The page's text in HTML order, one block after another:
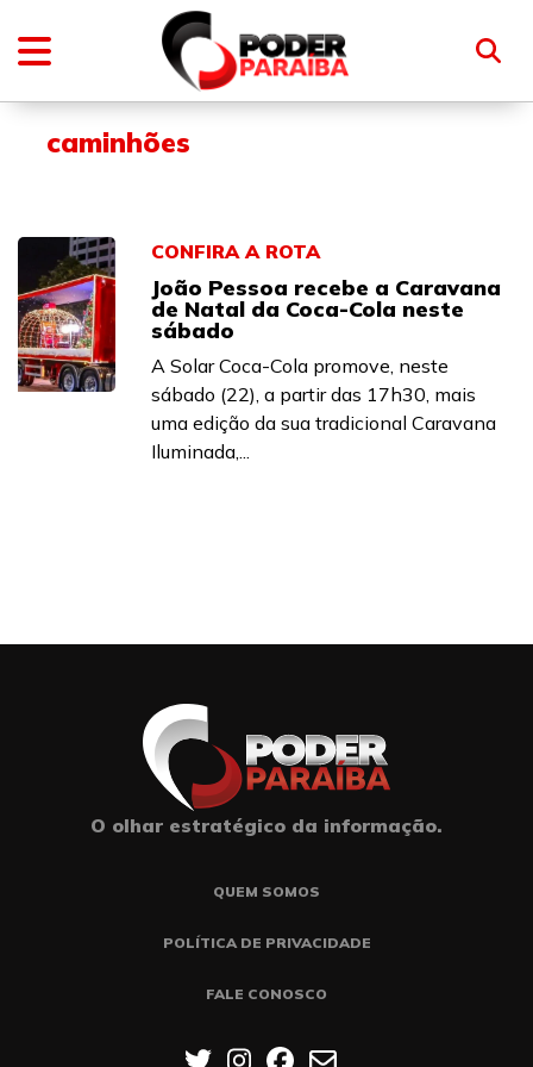
caminhões
CONFIRA A ROTA
João Pessoa recebe a Caravana
de Natal da Coca-Cola neste
sábado
A Solar Coca-Cola promove, neste
sábado (22), a partir das 17h30, mais
uma edição da sua tradicional Caravana
Iluminada,...
O olhar estratégico da informação.
QUEM SOMOS
POLÍTICA DE PRIVACIDADE
FALE CONOSCO